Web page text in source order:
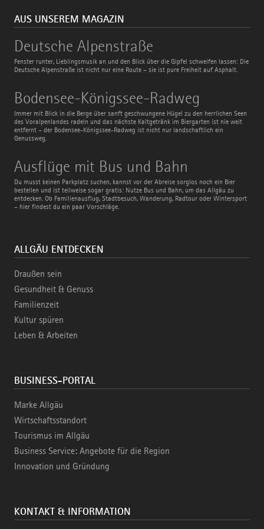
AUS UNSEREM MAGAZIN
Deutsche Alpenstraße
Fenster runter, Lieblingsmusik an und den Blick über die Gipfel schweifen lassen: Die
Deutsche Alpenstraße ist nicht nur eine Route – sie ist pure Freiheit auf Asphalt.
Deutsche
Alpenstraße
Bodensee-Königssee-Radweg
Immer mit Blick in die Berge über sanft geschwungene Hügel zu den herrlichen Seen
des Voralpenlandes radeln und das nächste Kaltgetränk im Biergarten ist nie weit
entfernt – der Bodensee-Königssee-Radweg ist nicht nur landschaftlich ein
Genussweg.
Bodensee-
Königssee-
Radweg
Ausflüge mit Bus und Bahn
Du musst keinen Parkplatz suchen, kannst vor der Abreise sorglos noch ein Bier
bestellen und ist teilweise sogar gratis: Nutze Bus und Bahn, um das Allgäu zu
entdecken. Ob Familienausflug, Stadtbesuch, Wanderung, Radtour oder Wintersport
– hier findest du ein paar Vorschläge.
Ausflüge
mit
Bus
und
Bahn
ALLGÄU ENTDECKEN
Draußen sein
Gesundheit & Genuss
Familienzeit
Kultur spüren
Leben & Arbeiten
BUSINESS-PORTAL
Marke Allgäu
Wirtschaftsstandort
Tourismus im Allgäu
Business Service: Angebote für die Region
Innovation und Gründung
KONTAKT & INFORMATION